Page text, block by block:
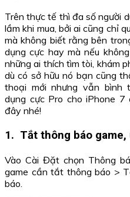
Trên thực tế thì đa số người
lầm khi mua, bởi ai cũng chỉ
mà không biết rằng bên
dụng cực hay mà nếu
những ai thích tìm tòi, khám
dù có sở hữu nó bạn cũng
thoại mới nhưng vẫn bình
dụng cực Pro cho iPhone 7
đây nhé!
1.  Tắt thông báo
Vào Cài Đặt chọn Thông
game cần tắt thông báo >
báo.